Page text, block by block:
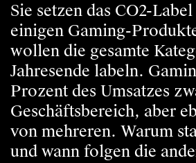
Sie setzen das CO2-
einigen Gaming-
wollen die gesamte
Jahresende labeln.
Prozent des Umsatzes
Geschäftsbereich, aber
von mehreren. Warum
und wann folgen die